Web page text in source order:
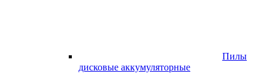
Пилы
дисковые аккумуляторные